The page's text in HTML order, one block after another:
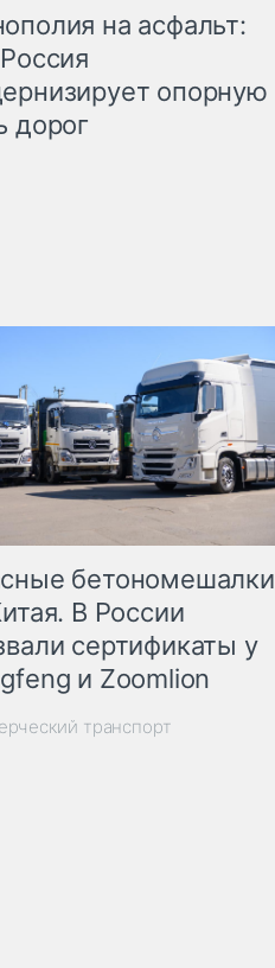
на асфальт:
опорную
дорог
бетономешалки
В России
сертификаты у
и Zoomlion
транспорт